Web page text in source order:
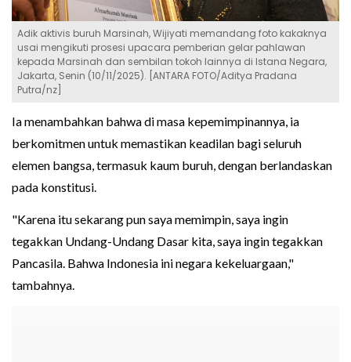
Adik aktivis buruh Marsinah, Wijiyati memandang foto kakaknya
usai mengikuti prosesi upacara pemberian gelar pahlawan
kepada Marsinah dan sembilan tokoh lainnya di Istana Negara,
Jakarta, Senin (10/11/2025). [ANTARA FOTO/Aditya Pradana
Putra/nz]
Ia menambahkan bahwa di masa kepemimpinannya, ia
berkomitmen untuk memastikan keadilan bagi seluruh
elemen bangsa, termasuk kaum buruh, dengan berlandaskan
pada konstitusi.
"Karena itu sekarang pun saya memimpin, saya ingin
tegakkan Undang-Undang Dasar kita, saya ingin tegakkan
Pancasila. Bahwa Indonesia ini negara kekeluargaan,"
tambahnya.